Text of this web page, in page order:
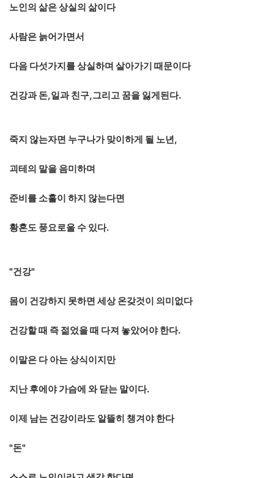
노인의 삶은 상실의 삶이다
사람은 늙어가면서
다음 다섯가지를 상실하며 살아가기 때문이다
건강과 돈,일과 친구,그리고 꿈을 잃게된다.
죽지 않는자면 누구나가 맞이하게 될 노년,
괴테의 말을 음미하며
준비를 소홀이 하지 않는다면
황혼도 풍요로울 수 있다.
"건강"
몸이 건강하지 못하면 세상 온갖것이 의미없다
건강할 때 즉 젊었을 때 다져 놓았어야 한다.
이말은 다 아는 상식이지만
지난 후에야 가슴에 와 닫는 말이다.
이제 남는 건강이라도 알뜰히 챙겨야 한다
"돈"